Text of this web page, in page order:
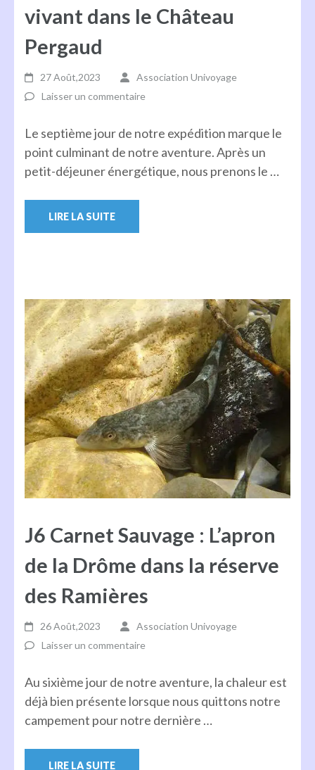
vivant dans le Château
Pergaud
27 Août,2023
Association Univoyage
Laisser un commentaire
Le septième jour de notre expédition marque le
point culminant de notre aventure. Après un
petit-déjeuner énergétique, nous prenons le …
LIRE LA SUITE
J6 Carnet Sauvage : L’apron
de la Drôme dans la réserve
des Ramières
26 Août,2023
Association Univoyage
Laisser un commentaire
Au sixième jour de notre aventure, la chaleur est
déjà bien présente lorsque nous quittons notre
campement pour notre dernière …
LIRE LA SUITE